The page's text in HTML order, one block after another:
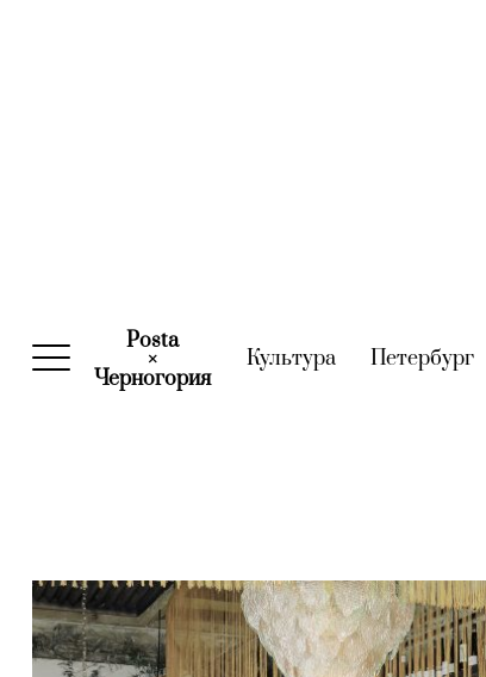
Posta
×
Черногория(current)
Культура(current)
Петербург